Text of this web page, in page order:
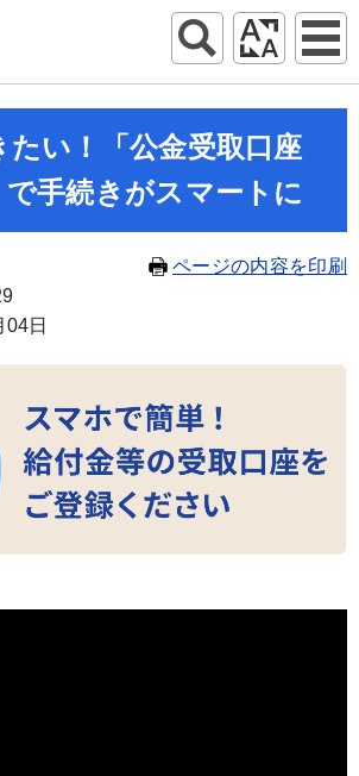
い！「公金受取口座
手続きがスマートに
ページの内容を印刷
日